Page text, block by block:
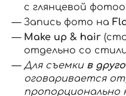
с глянцевой
Запись фото на
Make up & hair
отдельно со
Для съемки в
оговаривается
пропорционально